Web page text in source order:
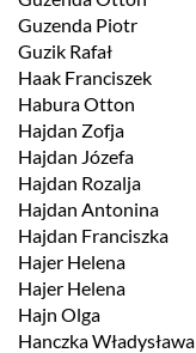
Guzenda Piotr
Guzik Rafał
Haak Franciszek
Habura Otton
Hajdan Zofja
Hajdan Józefa
Hajdan Rozalja
Hajdan Antonina
Hajdan Franciszka
Hajer Helena
Hajer Helena
Hajn Olga
Hanczka Władysława